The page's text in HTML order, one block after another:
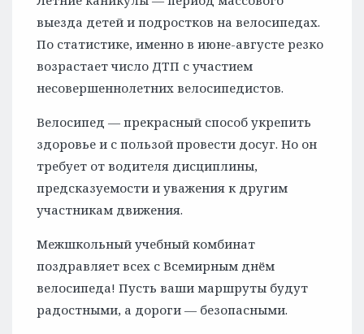
выезда детей и подростков на велосипедах.
По статистике, именно в июне-августе резко
возрастает число ДТП с участием
несовершеннолетних велосипедистов.
Велосипед — прекрасный способ укрепить
здоровье и с пользой провести досуг. Но он
требует от водителя дисциплины,
предсказуемости и уважения к другим
участникам движения.
Межшкольный учебный комбинат
поздравляет всех с Всемирным днём
велосипеда! Пусть ваши маршруты будут
радостными, а дороги — безопасными.